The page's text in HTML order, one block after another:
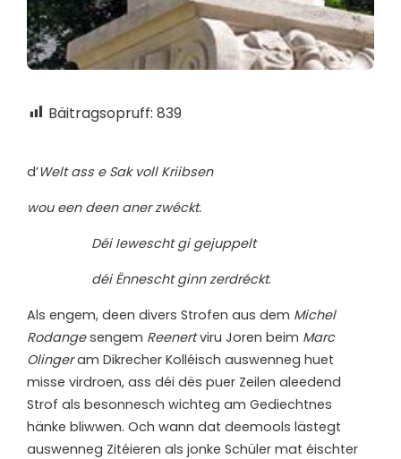
Bäitragsopruff: 839
d’Welt ass e Sak voll Kriibsen
wou een deen aner zwéckt.
Déi Iewescht gi gejuppelt
déi Ënnescht ginn zerdréckt.
Als engem, deen divers Strofen aus dem Michel
Rodangesengem Reenertviru Joren beim Marc
Olingeram Dikrecher Kolléisch auswenneg huet
misse virdroen, ass déi dës puer Zeilen aleedend
Strof als besonnesch wichteg am Gediechtnes
hänke bliwwen. Och wann dat deemools lästegt
auswenneg Zitéieren als jonke Schüler mat éischter